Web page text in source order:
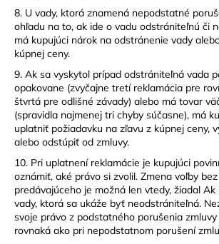
8. U vady, ktorá znamená nepodstatné
ohľadu na to, ak ide o vadu odstrániteľnú či
má kupujúci nárok na odstránenie vady
kúpnej ceny.
9. Ak sa vyskytol prípad odstrániteľná vada
opakovane (zvyčajne tretí reklamácia pre
štvrtá pre odlišné závady) alebo má tovar
(spravidla najmenej tri chyby súčasne), má
uplatniť požiadavku na zľavu z kúpnej ceny,
alebo odstúpiť od zmluvy.
10. Pri uplatnení reklamácie je kupujúci
oznámiť, aké právo si zvolil. Zmena voľby
predávajúceho je možná len vtedy, žiadal Ak
vady, ktorá sa ukáže byť neodstrániteľná.
svoje právo z podstatného porušenia
rovnaká ako pri nepodstatnom porušení